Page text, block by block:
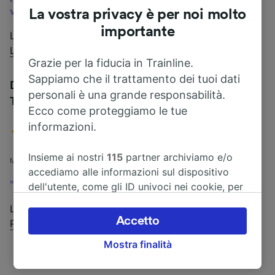
volante, rischiando di restare bloccata nel traffico.
Leggi la recensione di Greta del viaggio
Lugano
Da Milano a Parigi in poche ore senza stress con
TGV
Marzo 2023
"Il mio viaggio in treno preferito!"
Leggi la recensione di Greta del viaggiotra Milano e
Parigi
La vostra privacy è per noi molto
importante
Grazie per la fiducia in Trainline.
Sappiamo che il trattamento dei tuoi dati
personali è una grande responsabilità.
Ecco come proteggiamo le tue
informazioni.
Insieme ai nostri115 partner archiviamo e/o
accediamo alle informazioni sul dispositivo
dell'utente, come gli ID univoci nei cookie, per
accettare o gestire le proprie scelte facendo
clic di seguito, tra cui il proprio diritto di
opporsi sulla base di un interesse legittimo o
Mostra finalità
Accetto